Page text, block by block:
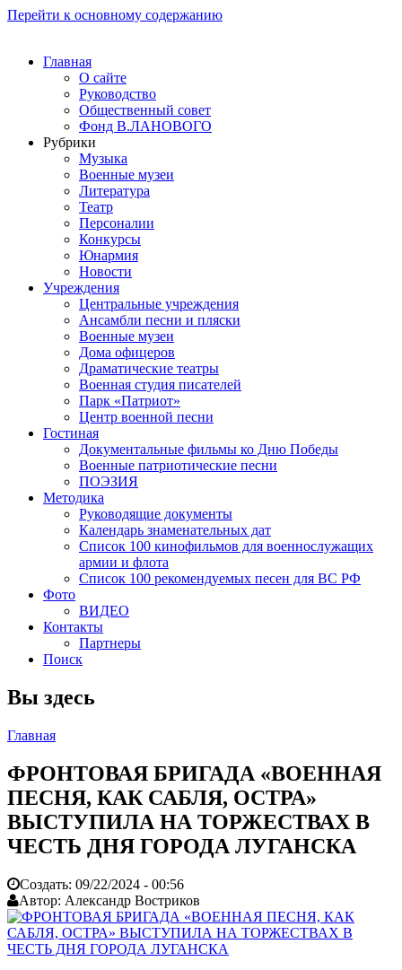
Перейти к основному содержанию
Главная
О сайте
Руководство
Общественный совет
Фонд В.ЛАНОВОГО
Рубрики
Музыка
Военные музеи
Литература
Театр
Персоналии
Конкурсы
Юнармия
Новости
Учреждения
Центральные учреждения
Ансамбли песни и пляски
Военные музеи
Дома офицеров
Драматические театры
Военная студия писателей
Парк «Патриот»
Центр военной песни
Гостиная
Документальные фильмы ко Дню Победы
Военные патриотические песни
ПОЭЗИЯ
Методика
Руководящие документы
Календарь знаменательных дат
Список 100 кинофильмов для военнослужащих
армии и флота
Список 100 рекомендуемых песен для ВС РФ
Фото
ВИДЕО
Контакты
Партнеры
Поиск
Вы здесь
Главная
ФРОНТОВАЯ БРИГАДА «ВОЕННАЯ
ПЕСНЯ, КАК САБЛЯ, ОСТРА»
ВЫСТУПИЛА НА ТОРЖЕСТВАХ В
ЧЕСТЬ ДНЯ ГОРОДА ЛУГАНСКА
Создать: 09/22/2024 - 00:56
Автор: Александр Востриков